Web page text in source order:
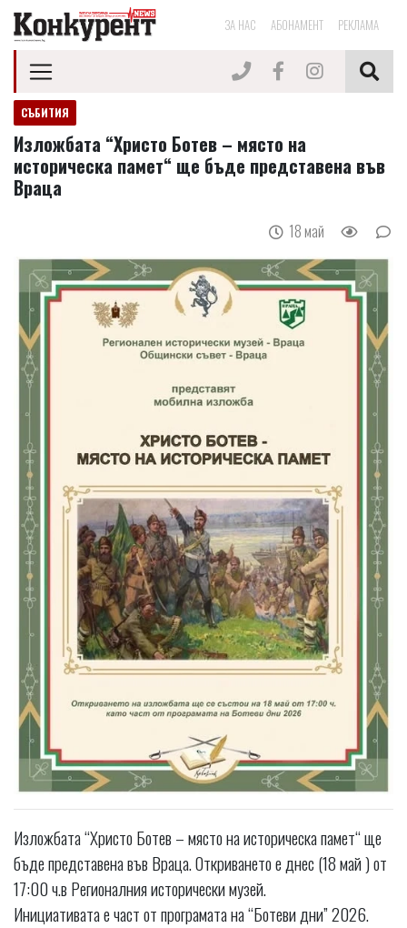
ЗА НАС АБОНАМЕНТ РЕКЛАМА
СЪБИТИЯ
Изложбата “Христо Ботев – място на
историческа памет“ ще бъде представена във
Враца
18 май
Изложбата “Христо Ботев – място на историческа памет“ ще
бъде представена във Враца. Откриването е днес (18 май ) от
17:00 ч.в Регионалния исторически музей.
Инициативата е част от програмата на “Ботеви дни” 2026.